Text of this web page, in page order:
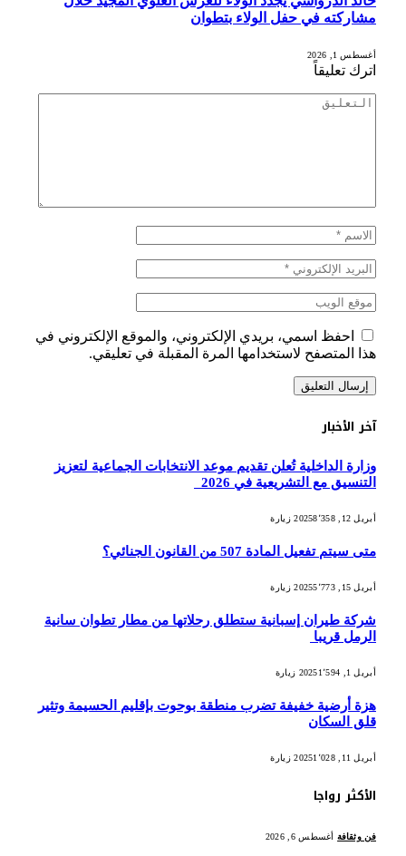
مشاركته في حفل الولاء بتطوان
أغسطس 1, 2026
اترك تعليقاً
احفظ اسمي، بريدي الإلكتروني، والموقع الإلكتروني في
هذا المتصفح لاستخدامها المرة المقبلة في تعليقي.
آخر الأخبار
وزارة الداخلية تُعلن تقديم موعد الانتخابات الجماعية لتعزيز
التنسيق مع التشريعية في 2026
أبريل 12, 2025 8٬358 زيارة
متى سيتم تفعيل المادة 507 من القانون الجنائي؟
أبريل 15, 2025 5٬773 زيارة
شركة طيران إسبانية ستطلق رحلاتها من مطار تطوان سانية
الرمل قريبا
أبريل 1, 2025 1٬594 زيارة
هزة أرضية خفيفة تضرب منطقة بوحوت بإقليم الحسيمة وتثير
قلق السكان
أبريل 11, 2025 1٬028 زيارة
الأكثر رواجا
فن وثقافة أغسطس 6, 2026